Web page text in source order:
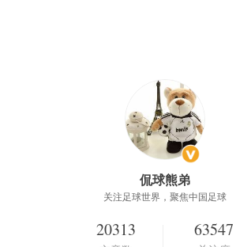
侃球熊弟
关注足球世界，聚焦中国足球
20313 63547